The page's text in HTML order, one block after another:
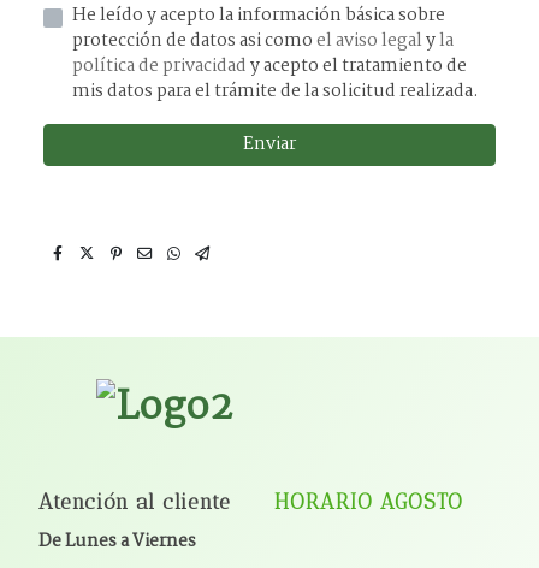
He leído y acepto la información básica sobre
protección de datos asi comoel aviso legalyla
política de privacidady acepto el tratamiento de
mis datos para el trámite de la solicitud realizada.
Enviar
Atención al cliente HORARIO AGOSTO
De Lunes a Viernes